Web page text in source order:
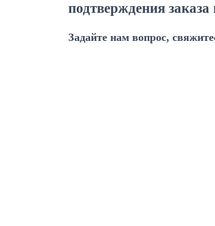
подтверждения
Задайте нам вопрос,